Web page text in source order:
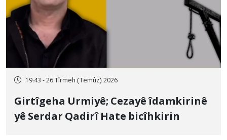
19:43 - 26 Tîrmeh (Temûz) 2026
Girtîgeha Urmiyê; Cezayê îdamkirinê
yê Serdar Qadirî Hate bicîhkirin